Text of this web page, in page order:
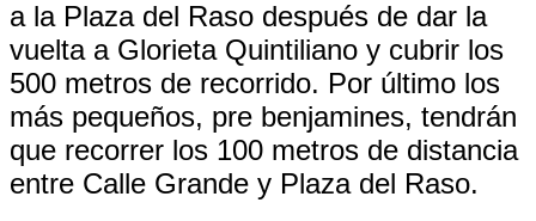
a la Plaza del Raso después de dar la
vuelta a Glorieta Quintiliano y cubrir los
500 metros de recorrido. Por último los
más pequeños, pre benjamines, tendrán
que recorrer los 100 metros de distancia
entre Calle Grande y Plaza del Raso.